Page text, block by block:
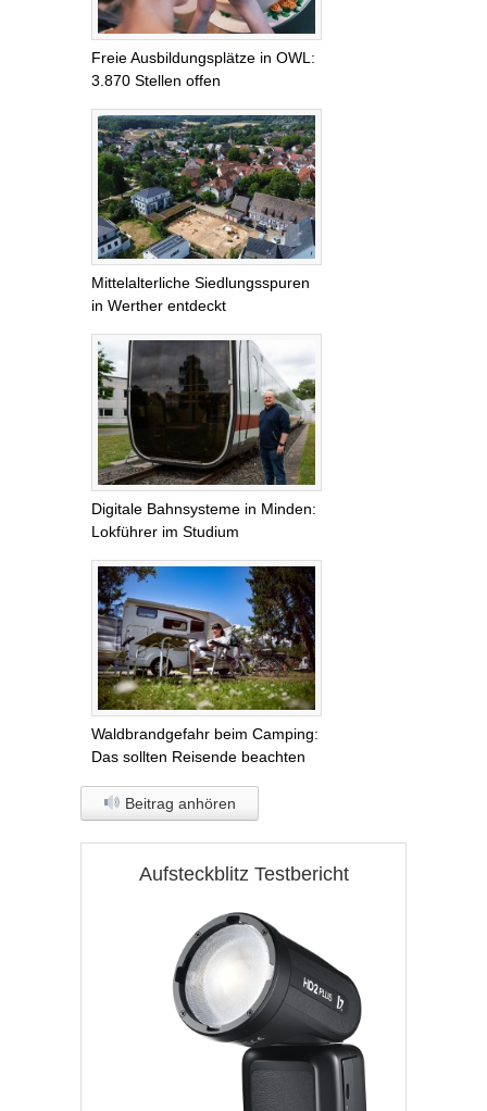
Freie Ausbildungsplätze in OWL:
3.870 Stellen offen
Mittelalterliche Siedlungsspuren
in Werther entdeckt
Digitale Bahnsysteme in Minden:
Lokführer im Studium
Waldbrandgefahr beim Camping:
Das sollten Reisende beachten
Beitrag anhören
Aufsteckblitz Testbericht